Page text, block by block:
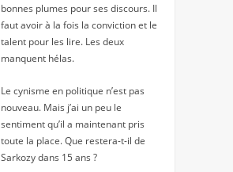
bonnes plumes pour ses discours. Il
faut avoir à la fois la conviction et le
talent pour les lire. Les deux
manquent hélas.
Le cynisme en politique n’est pas
nouveau. Mais j’ai un peu le
sentiment qu’il a maintenant pris
toute la place. Que restera-t-il de
Sarkozy dans 15 ans ?